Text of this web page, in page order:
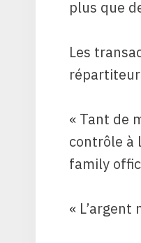
plus que
Les
« Tant de
contrôle à
family
«